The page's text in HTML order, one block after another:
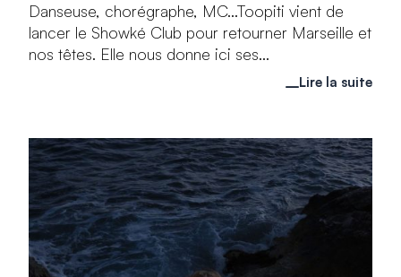
Danseuse, chorégraphe, MC...Toopiti vient de
lancer le Showké Club pour retourner Marseille et
nos têtes. Elle nous donne ici ses...
Lire la suite